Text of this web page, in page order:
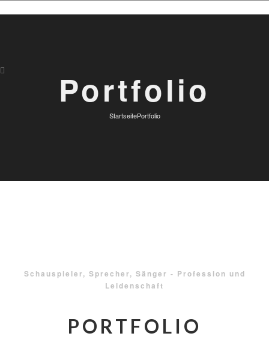
Portfolio
StartseitePortfolio
Schauspieler, Sprecher, Sänger - Profession und
Leidenschaft
PORTFOLIO